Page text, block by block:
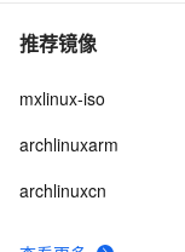
推荐镜像
mxlinux-iso
archlinuxarm
archlinuxcn